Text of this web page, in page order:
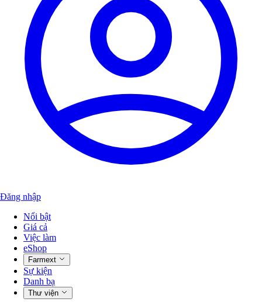
Đăng nhập
Nổi bật
Giá cả
Việc làm
eShop
Farmext
Sự kiện
Danh bạ
Thư viện